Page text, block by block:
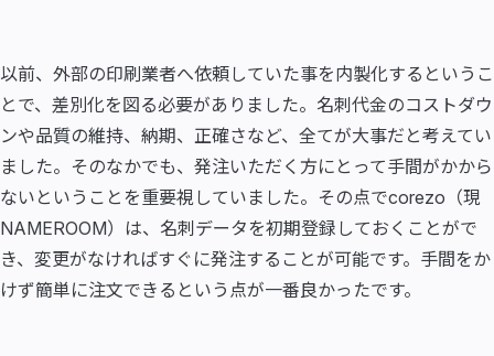
以前、外部の印刷業者へ依頼していた事を内製化するというこ
とで、差別化を図る必要がありました。名刺代金のコストダウ
ンや品質の維持、納期、正確さなど、全てが大事だと考えてい
ました。そのなかでも、発注いただく方にとって手間がかから
ないということを重要視していました。その点でcorezo（現
NAMEROOM）は、名刺データを初期登録しておくことがで
き、変更がなければすぐに発注することが可能です。手間をか
けず簡単に注文できるという点が一番良かったです。